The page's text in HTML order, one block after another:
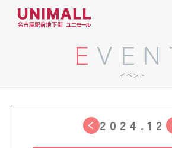
イベント
2024.12